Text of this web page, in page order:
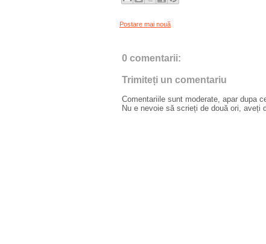
Postare mai nouă
0 comentarii:
Trimiteți un comentariu
Comentariile sunt moderate, apar dupa
Nu e nevoie să scrieți de două ori, aveți